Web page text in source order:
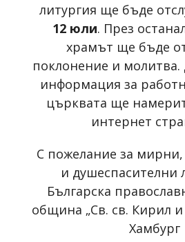
литургия ще бъде
12 юли. През
храмът ще бъде
поклонение и
информация за
църквата ще
интернет
С пожелание за мирни,
и душеспасителни
Българска
община „Св. св. Кирил
Хамбург